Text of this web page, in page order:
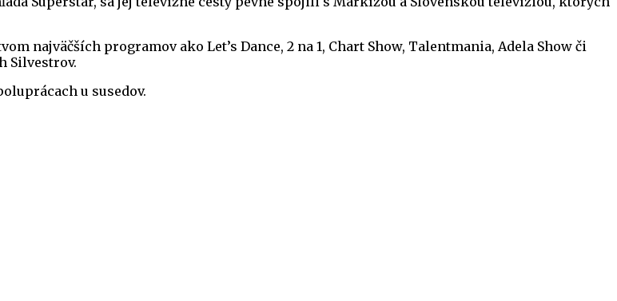
najväčších programov ako Let’s Dance, 2 na 1, Chart Show, Talentmania, Adela Show či
Silvestrov.
u susedov.